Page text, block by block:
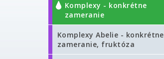
Komplexy - konkrétne
zameranie
Komplexy Abelie - konkrétne
zameranie, fruktóza